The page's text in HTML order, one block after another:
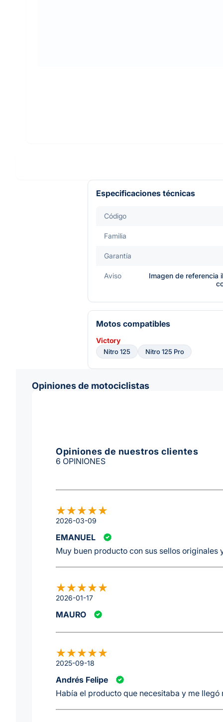
Especificaciones técnicas
Código
Familia
Garantía
Aviso
Imagen de referencia
Motos compatibles
Victory
Nitro 125 Nitro 125 Pro
Opiniones de motociclistas
Opiniones de nuestros clientes
6 OPINIONES
2026-03-09
EMANUEL
Muy buen producto con sus sellos originales
2026-01-17
MAURO
2025-09-18
Andrés Felipe
Había el producto que necesitaba y me llegó